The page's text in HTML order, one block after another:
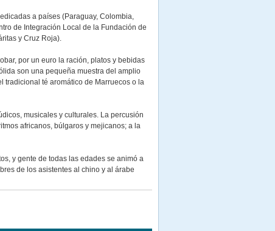
a países (Paraguay, Colombia,
de Integración Local de la Fundación de
y Cruz Roja).
por un euro la ración, platos y bebidas
son una pequeña muestra del amplio
tradicional té aromático de Marruecos o la
musicales y culturales. La percusión
africanos, búlgaros y mejicanos; a la
y gente de todas las edades se animó a
de los asistentes al chino y al árabe